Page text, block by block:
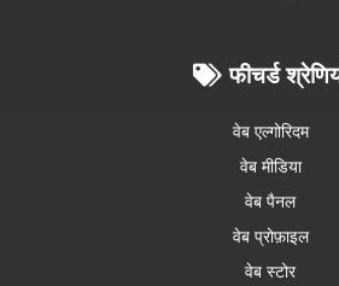
फीचर्ड
वेब एल्गोरिदम
वेब मीडिया
वेब पैनल
वेब प्रोफ़ाइल
वेब स्टोर